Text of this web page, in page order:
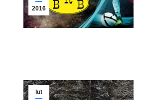
2016
lut